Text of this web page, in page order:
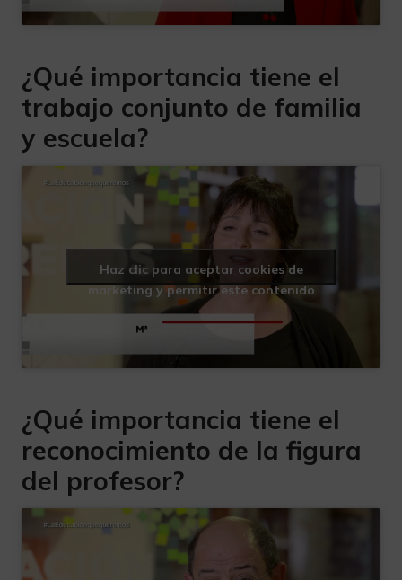
¿Qué importancia tiene el
trabajo conjunto de familia
y escuela?
Haz clic para aceptar cookies de
marketing y permitir este contenido
¿Qué importancia tiene el
reconocimiento de la figura
del profesor?